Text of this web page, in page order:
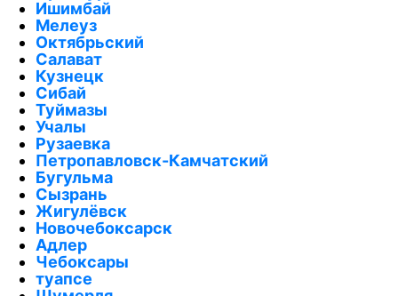
Ишимбай
Мелеуз
Октябрьский
Салават
Кузнецк
Сибай
Туймазы
Учалы
Рузаевка
Петропавловск-Камчатский
Бугульма
Сызрань
Жигулёвск
Новочебоксарск
Адлер
Чебоксары
туапсе